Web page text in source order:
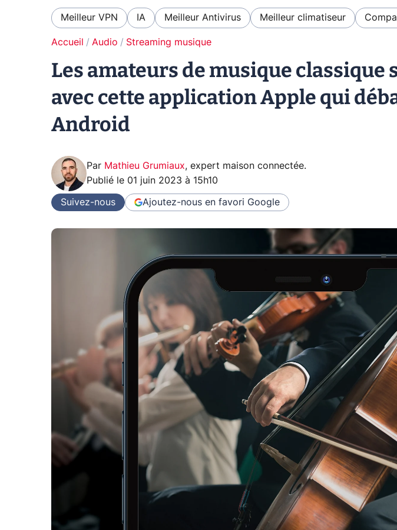
Meilleur VPN IA Meilleur Antivirus Meilleur climatiseur
Accueil Audio Streaming musique
Les amateurs de musique classique
avec cette application Apple qui
Android
Par Mathieu Grumiaux, expert maison connectée.
Publié le 01 juin 2023 à 15h10
Suivez-nous Ajoutez-nous en favori Google